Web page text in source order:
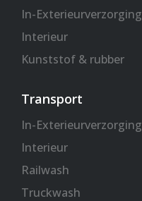
In-Exterieurverzorging
Interieur
Kunststof & rubber
Transport
In-Exterieurverzorging
Interieur
Railwash
Truckwash